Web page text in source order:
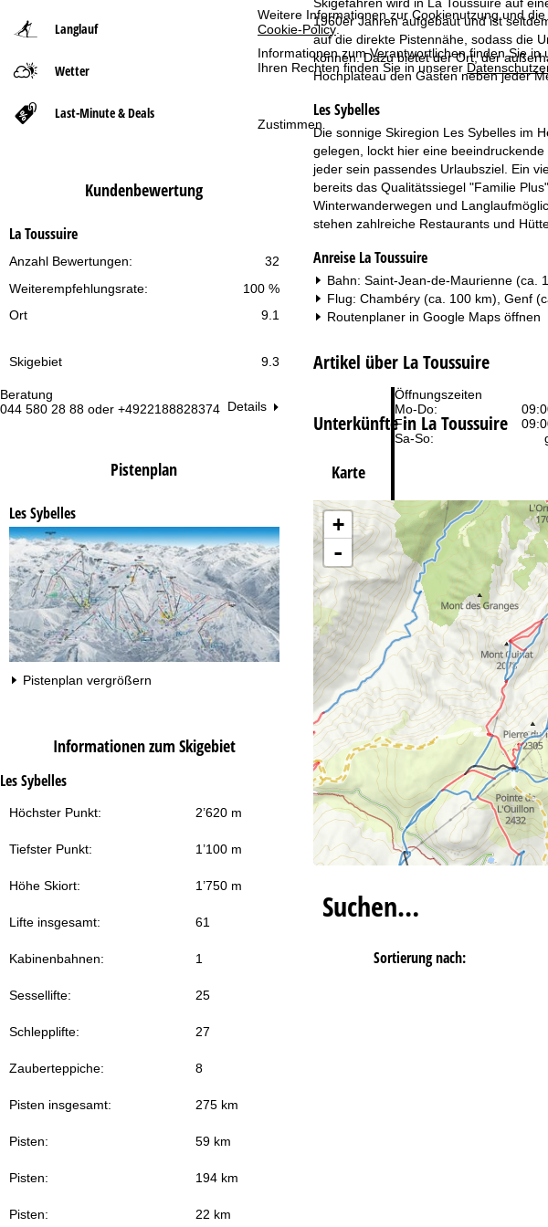
Weitere Informationen zur Cookienutzung und
Cookie-Policy.
Informationen zum Verantwortlichen finden Sie in
Ihren Rechten finden Sie in unserer
Zustimmen
Beratung
044 580 28 88 oder +4922188828374
Öffnungszeiten
Mo-Do:
Fr:
Sa-So:
Zur Kontaktseite
Langlauf
Wetter
Last-Minute & Deals
Kundenbewertung
La Toussuire
32
Anzahl Bewertungen:
100 %
Weiterempfehlungsrate:
Ort
9.1
Skigebiet 9.3
Details
Pistenplan
Les Sybelles
Pistenplan vergrößern
Informationen zum Skigebiet
Les Sybelles
Höchster Punkt: 2’620 m
Tiefster Punkt: 1’100 m
Höhe Skiort: 1’750 m
Lifte insgesamt: 61
Kabinenbahnen: 1
Sessellifte: 25
Schlepplifte: 27
Zauberteppiche: 8
Pisten insgesamt: 275 km
Pisten: 59 km
Pisten: 194 km
Pisten: 22 km
t
s
e
t
e
1960er Jahren aufgebaut und ist
auf die direkte Pistennähe, sodass die
können. Dazu bietet der Ort, der
Hochplateau den Gästen neben jeder
Les Sybelles
Die sonnige Skiregion Les Sybelles im
gelegen, lockt hier eine
jeder sein passendes Urlaubsziel. Ein
bereits das Qualitätssiegel "Familie
Winterwanderwegen und
stehen zahlreiche Restaurants und
Anreise La Toussuire
Bahn: Saint-Jean-de-Maurienne (ca.
Flug: Chambéry (ca. 100 km), Genf
Routenplaner in Google Mapsöffnen
Artikel über La Toussuire
Unterkünfte in La Toussuire
Karte
+
-
Suchen…
Sortierung nach: